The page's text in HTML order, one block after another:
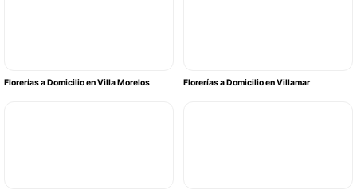
Florerías a Domicilio en Villa Morelos Florerías a Domicilio en Villamar